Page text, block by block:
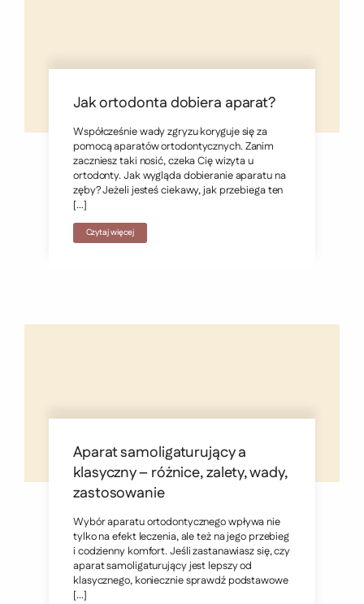
Jak ortodonta dobiera aparat?
Współcześnie wady zgryzu koryguje się za
pomocą aparatów ortodontycznych. Zanim
zaczniesz taki nosić, czeka Cię wizyta u
ortodonty. Jak wygląda dobieranie aparatu na
zęby? Jeżeli jesteś ciekawy, jak przebiega ten
[…]
Czytaj więcej
Aparat samoligaturujący a
klasyczny – różnice, zalety, wady,
zastosowanie
Wybór aparatu ortodontycznego wpływa nie
tylko na efekt leczenia, ale też na jego przebieg
i codzienny komfort. Jeśli zastanawiasz się, czy
aparat samoligaturujący jest lepszy od
klasycznego, koniecznie sprawdź podstawowe
[…]